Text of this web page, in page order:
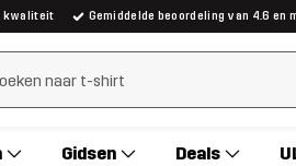
kwaliteit Gemiddelde beoordeling van 4.6 en
wissen
Gidsen Deals